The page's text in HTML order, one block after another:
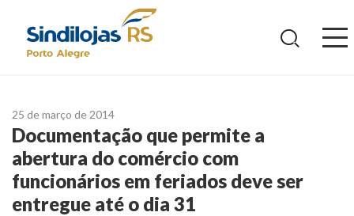
25 de março de 2014
Documentação que permite a
abertura do comércio com
funcionários em feriados deve ser
entregue até o dia 31